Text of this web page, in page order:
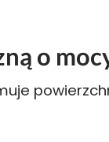
o